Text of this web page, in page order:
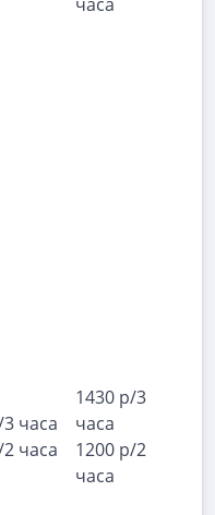
часа
часа
1430 р/3
часа
1200 р/2
часа